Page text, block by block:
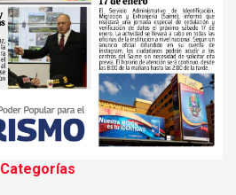
Categorías